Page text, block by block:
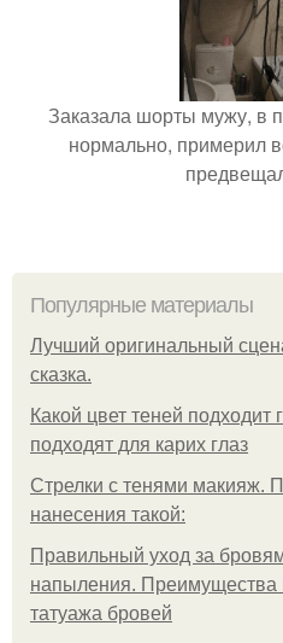
Заказала шорты мужу, в
нормально, примерил
Популярные материалы
Лучший оригинальный
сказка.
Какой цвет теней подходит
подходят для карих глаз
Стрелки с тенями макияж.
нанесения такой:
Правильный уход за
напыления. Преимущества
татуажа бровей